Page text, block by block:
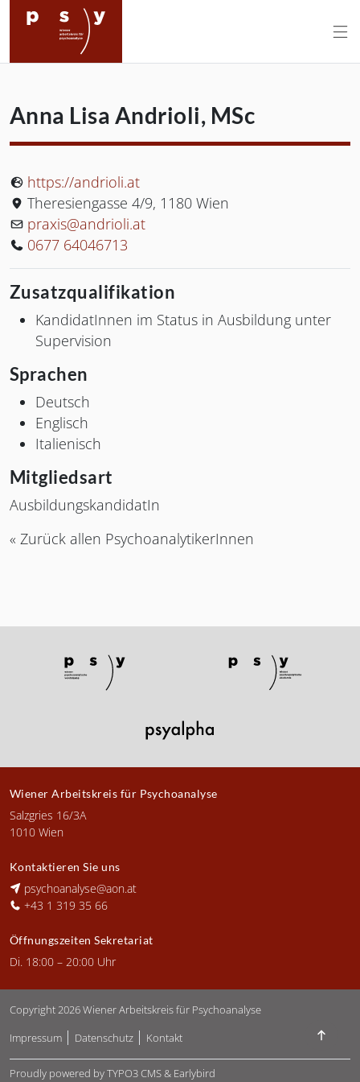
Anna Lisa Andrioli, MSc
Website:
https://andrioli.at
Postanschrift Andere:
Theresiengasse 4/9, 1180 Wien
E-Mail:
praxis@andrioli.at
Telefon:
0677 64046713
Zusatzqualifikation
KandidatInnen im Status in Ausbildung unter
Supervision
Sprachen
Deutsch
Englisch
Italienisch
Mitgliedsart
AusbildungskandidatIn
« Zurück allen PsychoanalytikerInnen
Wiener Arbeitskreis für Psychoanalyse
Salzgries 16/3A
1010 Wien
Kontaktieren Sie uns
psychoanalyse@aon.at
+43 1 319 35 66
Öffnungszeiten Sekretariat
Di. 18:00 – 20:00 Uhr
Copyright 2026Wiener Arbeitskreis für Psychoanalyse
Impressum
Datenschutz Kontakt
Proudly powered byTYPO3 CMS& Earlybird
Zurück